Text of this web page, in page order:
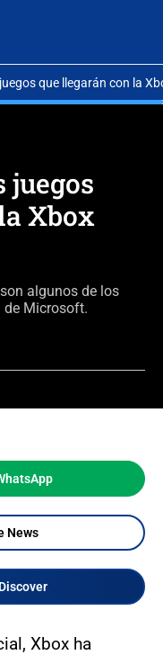
que llegarán con la
juegos
Xbox
algunos de los
de Microsoft.
News
Xbox ha